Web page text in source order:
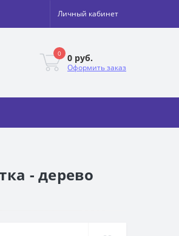
Личный кабинет
0 0 руб.
Оформить заказ
- дерево